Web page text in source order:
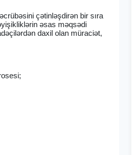
çətinləşdirən bir sıra
əsas məqsədi
daxil olan müraciət,